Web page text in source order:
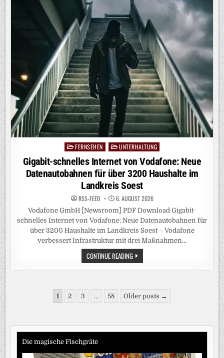
AM
DIENSTAG
MIT
EINER
SOMMER-
EDITION
ZURÜCK
AUF
PROSIEBEN
PostedFERNSEHEN UNTERHALTUNG
Gigabit-schnelles Internet von Vodafone: Neue
Datenautobahnen für über 3200 Haushalte im
Landkreis Soest
RSS-FEED 6. AUGUST 2026
Vodafone GmbH [Newsroom] PDF Download Gigabit-
schnelles Internet von Vodafone: Neue Datenautobahnen für
über 3200 Haushalte im Landkreis Soest – Vodafone
verbessert Infrastruktur mit drei Maßnahmen…
CONTINUE READINGGIGABIT-
SCHNELLES
INTERNET
DATENAUTOBAHNEN
FÜR
IM
LANDKREIS
Seitennummerierung
Beiträge
1 2 3 … 58 Older posts →
Die magische Fischgräte